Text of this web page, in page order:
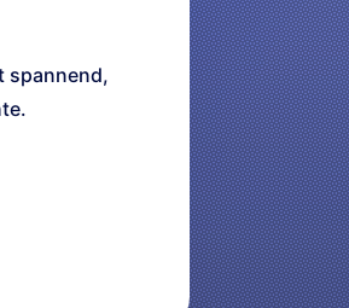
spannend,